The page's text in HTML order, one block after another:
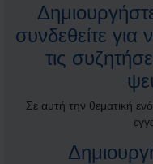
συνδεθείτε για
τις
Σε αυτή την θεματική